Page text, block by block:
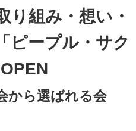
り組み・想い・
ピープル・サク
から選ばれる会